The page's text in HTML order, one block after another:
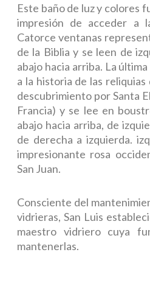
Este baño de luz y colores
impresión de acceder a
Catorce ventanas
de la Biblia y se leen de
abajo hacia arriba. La
a la historia de las reliquias
descubrimiento por Santa
Francia) y se lee en
abajo hacia arriba, de
de derecha a izquierda.
impresionante rosa
San Juan.
Consciente del
vidrieras, San Luis
maestro vidriero cuya
mantenerlas.